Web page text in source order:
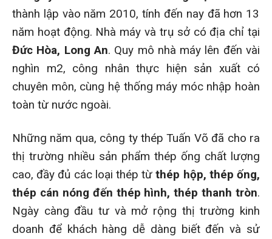
thành lập vào năm 2010, tính đến nay đã hơn 13
năm hoạt động. Nhà máy và trụ sở có địa chỉ tại
Đức Hòa, Long An. Quy mô nhà máy lên đến vài
nghìn m2, công nhân thực hiện sản xuất có
chuyên môn, cùng hệ thống máy móc nhập hoàn
toàn từ nước ngoài.
Những năm qua, công ty thép Tuấn Võ đã cho ra
thị trường nhiều sản phẩm thép ống chất lượng
cao, đầy đủ các loại thép từthép hộp, thép ống,
thép cán nóng đến thép hình, thép thanh tròn.
Ngày càng đầu tư và mở rộng thị trường kinh
doanh để khách hàng dễ dàng biết đến và sử